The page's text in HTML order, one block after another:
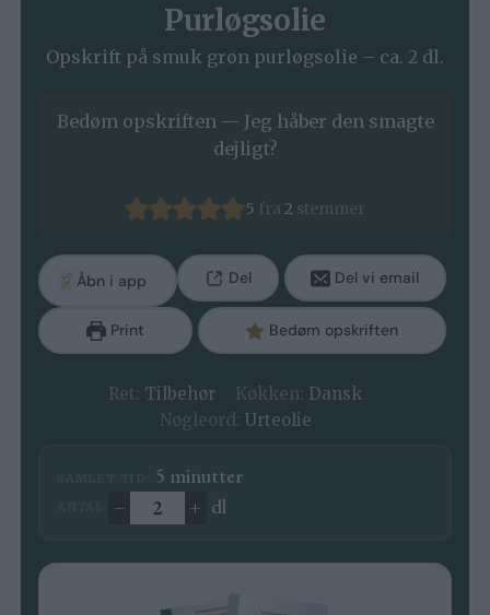
Purløgsolie
Opskrift på smuk grøn purløgsolie – ca. 2 dl.
Bedøm opskriften — Jeg håber den smagte
dejligt?
5 fra 2 stemmer
Åbn i app Del Del vi email
Print Bedøm opskriften
Ret: Tilbehør Køkken: Dansk
Nøgleord: Urteolie
5minutter
minutter
Ændre antal
– + dl